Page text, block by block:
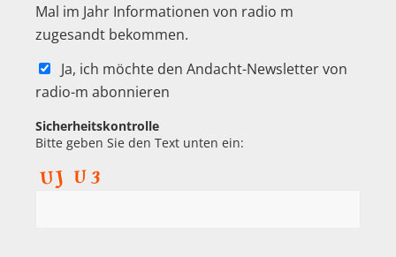
Mal im Jahr Informationen von radio m
zugesandt bekommen.
Ja, ich möchte den Andacht-Newsletter von
radio-m abonnieren
Sicherheitskontrolle
Bitte geben Sie den Text unten ein: